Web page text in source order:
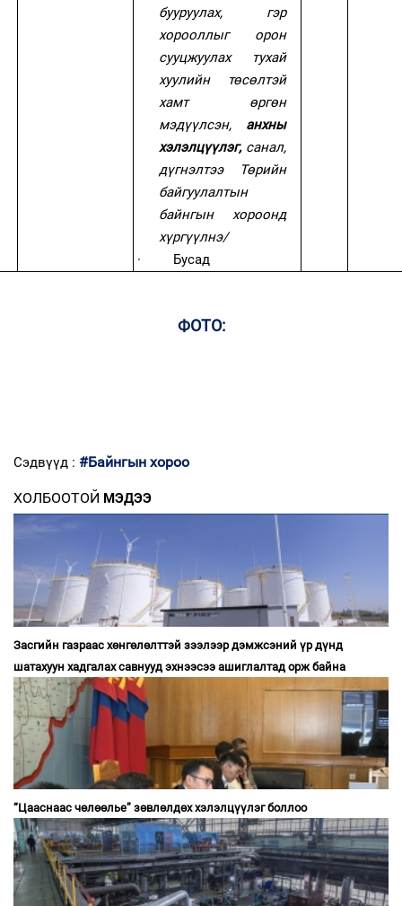
бууруулах, гэр
хорооллыг орон
сууцжуулах тухай
хуулийн төсөлтэй
хамт өргөн
мэдүүлсэн, анхны
хэлэлцүүлэг,санал,
дүгнэлтээ Төрийн
байгуулалтын
байнгын хороонд
хүргүүлнэ/
·
Бусад
ФОТО:
Сэдвүүд : #Байнгын хороо
ХОЛБООТОЙ МЭДЭЭ
Засгийн газраас хөнгөлөлттэй зээлээр дэмжсэний үр дүнд
шатахуун хадгалах савнууд эхнээсээ ашиглалтад орж байна
“Цааснаас чөлөөлье” зөвлөлдөх хэлэлцүүлэг боллоо